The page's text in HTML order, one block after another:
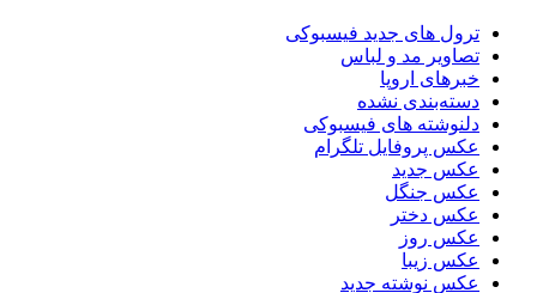
ترول های جدید فیسبوکی
تصاویر مد و لباس
خبرهای اروپا
دسته‌بندی نشده
دلنوشته های فیسبوکی
عکس پروفایل تلگرام
عکس جدید
عکس جنگل
عکس دختر
عکس روز
عکس زیبا
عکس نوشته جدید